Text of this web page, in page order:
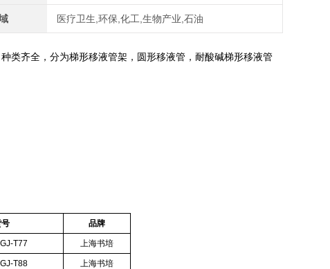
医疗卫生,环保,化工,生物产业,石油
类齐全，分为梯形移液管架，圆形移液管，耐酸碱梯形移液管
号 品牌
T77 上海书培
T88 上海书培